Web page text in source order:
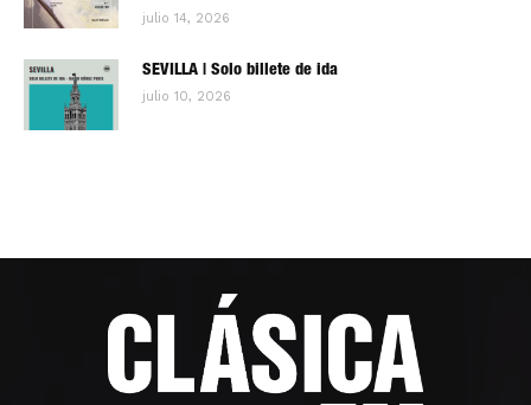
julio 14, 2026
SEVILLA | Solo billete de ida
julio 10, 2026